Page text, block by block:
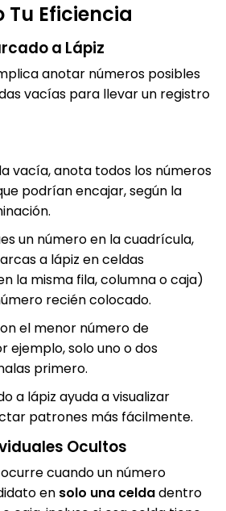
Eficiencia
a Lápiz
anotar números posibles
vacías para llevar un registro
vacía, anota todos los números
podrían encajar, según la
un número en la cuadrícula,
a lápiz en celdas
la misma fila, columna o caja)
recién colocado.
el menor número de
ejemplo, solo uno o dos
primero.
a lápiz ayuda a visualizar
patrones más fácilmente.
Ocultos
cuando un número
en solo una celdadentro